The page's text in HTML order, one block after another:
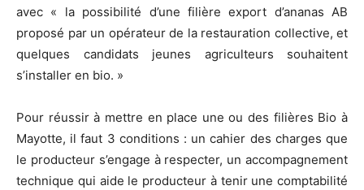
avec « la possibilité d’une filière export d’ananas AB
proposé par un opérateur de la restauration collective, et
quelques candidats jeunes agriculteurs souhaitent
s’installer en bio. »
Pour réussir à mettre en place une ou des filières Bio à
Mayotte, il faut 3 conditions : un cahier des charges que
le producteur s’engage à respecter, un accompagnement
technique qui aide le producteur à tenir une comptabilité